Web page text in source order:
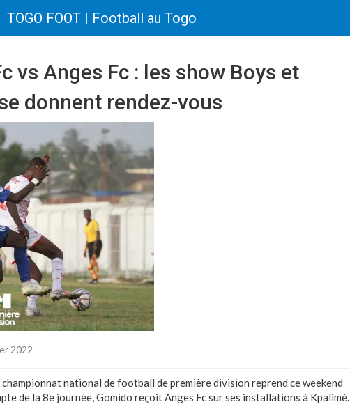
TOGO FOOT | Football au Togo
vs Anges Fc : les show Boys et
donnent rendez-vous
2022
national de football de première division reprend ce weekend
de la 8e journée, Gomido reçoit Anges Fc sur ses installations à Kpalimé.